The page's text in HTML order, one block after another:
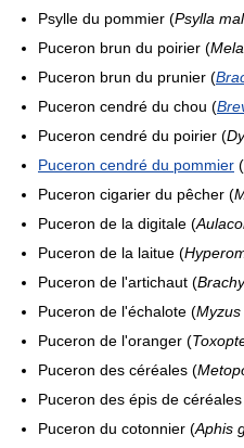
Psylle du pommier (Psylla
Puceron brun du poirier (
Puceron brun du prunier (
Puceron cendré du chou (
Puceron cendré du poirier (
Puceron cendré du pommier (
Puceron cigarier du pêcher (
Puceron de la digitale (
Puceron de la laitue (
Puceron de l'artichaut (
Puceron de l'échalote (
Puceron de l'oranger (
Puceron des céréales (
Puceron des épis de
Puceron du cotonnier (Aphis